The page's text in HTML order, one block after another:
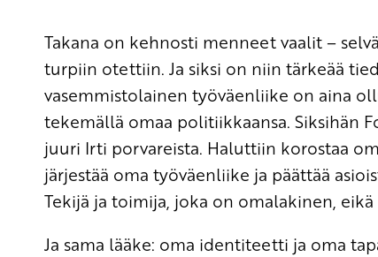
Takana on kehnosti menneet vaalit –
turpiin otettiin. Ja siksi on niin tärkeää
vasemmistolainen työväenliike on aina
tekemällä omaa politiikkaansa. Siksihän
juuri Irti porvareista. Haluttiin korostaa
järjestää oma työväenliike ja päättää
Tekijä ja toimija, joka on omalakinen,
Ja sama lääke: oma identiteetti ja oma